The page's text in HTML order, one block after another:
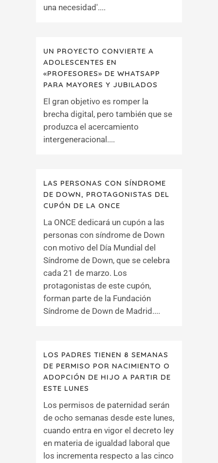
una necesidad'....
UN PROYECTO CONVIERTE A
ADOLESCENTES EN
«PROFESORES» DE WHATSAPP
PARA MAYORES Y JUBILADOS
El gran objetivo es romper la
brecha digital, pero también que se
produzca el acercamiento
intergeneracional....
LAS PERSONAS CON SÍNDROME
DE DOWN, PROTAGONISTAS DEL
CUPÓN DE LA ONCE
La ONCE dedicará un cupón a las
personas con síndrome de Down
con motivo del Día Mundial del
Síndrome de Down, que se celebra
cada 21 de marzo. Los
protagonistas de este cupón,
forman parte de la Fundación
Síndrome de Down de Madrid....
LOS PADRES TIENEN 8 SEMANAS
DE PERMISO POR NACIMIENTO O
ADOPCIÓN DE HIJO A PARTIR DE
ESTE LUNES
Los permisos de paternidad serán
de ocho semanas desde este lunes,
cuando entra en vigor el decreto ley
en materia de igualdad laboral que
los incrementa respecto a las cinco